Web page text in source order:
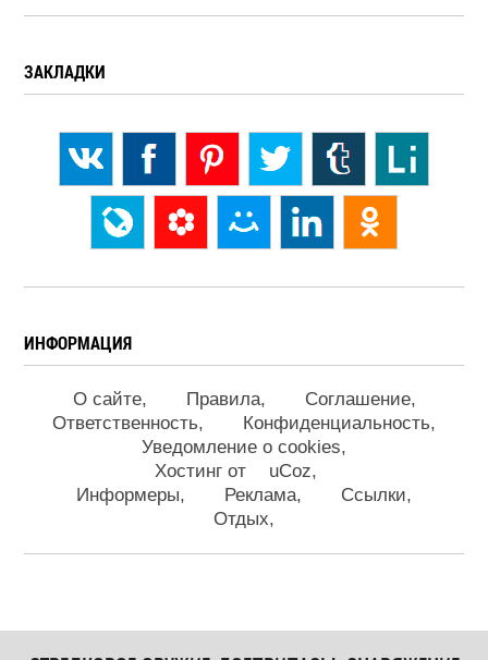
ЗАКЛАДКИ
ИНФОРМАЦИЯ
О сайте Правила
Соглашение
Ответственность
Конфиденциальность
Уведомление о cookies
Хостинг от
uCoz
Информеры
Реклама
Ссылки
Отдых